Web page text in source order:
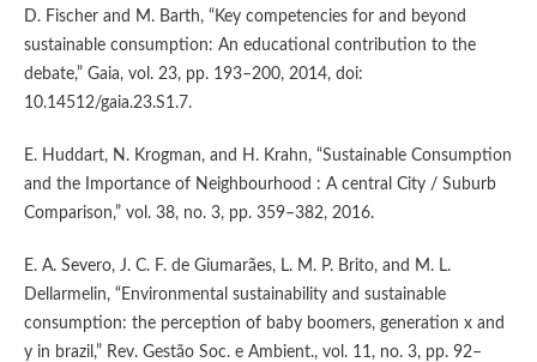
D. Fischer and M. Barth, “Key competencies for and beyond
sustainable consumption: An educational contribution to the
debate,” Gaia, vol. 23, pp. 193–200, 2014, doi:
10.14512/gaia.23.S1.7.
E. Huddart, N. Krogman, and H. Krahn, “Sustainable Consumption
and the Importance of Neighbourhood : A central City / Suburb
Comparison,” vol. 38, no. 3, pp. 359–382, 2016.
E. A. Severo, J. C. F. de Giumarães, L. M. P. Brito, and M. L.
Dellarmelin, “Environmental sustainability and sustainable
consumption: the perception of baby boomers, generation x and
y in brazil,” Rev. Gestão Soc. e Ambient., vol. 11, no. 3, pp. 92–